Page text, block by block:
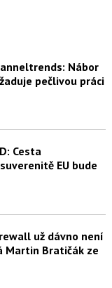
Nábor
pečlivou práci
Cesta
EU bude
už dávno není
Martin Bratičák ze